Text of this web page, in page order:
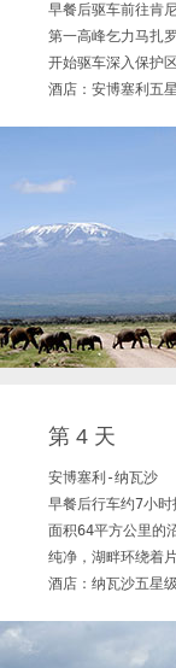
早餐后驱车前往肯
第一高峰乞力马扎
开始驱车深入保护
酒店：安博塞利五
第 4 天
安博塞利-纳瓦沙
早餐后行车约7小时
面积64平方公里的
纯净，湖畔环绕着
酒店：纳瓦沙五星级